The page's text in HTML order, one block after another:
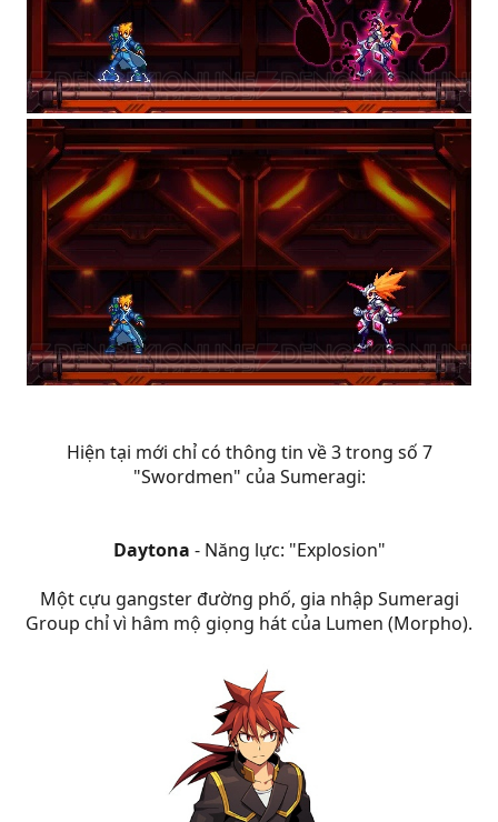
Hiện tại mới chỉ có thông tin về 3 trong số 7
"Swordmen" của Sumeragi:
Daytona - Năng lực: "Explosion"
Một cựu gangster đường phố, gia nhập Sumeragi
Group chỉ vì hâm mộ giọng hát của Lumen (Morpho).